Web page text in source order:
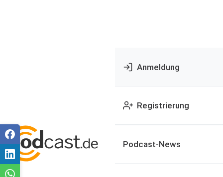
Anmeldung
Registrierung
Podcast-News